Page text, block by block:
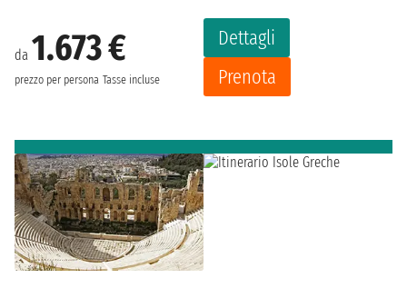
da 1.673 €
prezzo per persona Tasse incluse
Dettagli
Prenota